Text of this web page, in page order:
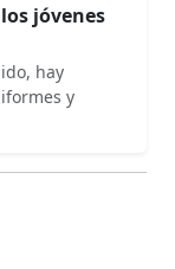
jóvenes
hay
y